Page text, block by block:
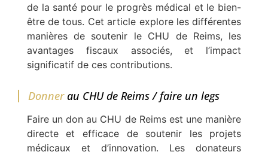
de la santé pour le progrès médical et le bien-
être de tous. Cet article explore les différentes
manières de soutenir le CHU de Reims, les
avantages fiscaux associés, et l’impact
significatif de ces contributions.
Donnerau CHU de Reims / faire un legs
Faire un don au CHU de Reims est une manière
directe et efficace de soutenir les projets
médicaux et d’innovation. Les donateurs